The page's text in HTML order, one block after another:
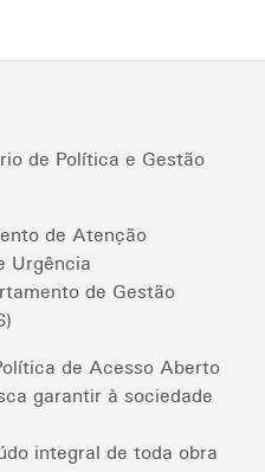
de Política e Gestão
de Atenção
Urgência
de Gestão
de Acesso Aberto
garantir à sociedade
integral de toda obra